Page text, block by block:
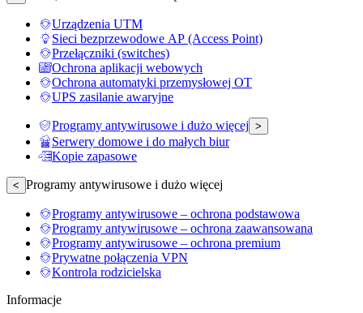
Urządzenia UTM
Sieci bezprzewodowe AP (Access Point)
Przełączniki (switches)
Ochrona aplikacji webowych
Ochrona automatyki przemysłowej OT
UPS zasilanie awaryjne
Programy antywirusowe i dużo więcej >
Serwery domowe i do małych biur
Kopie zapasowe
< Programy antywirusowe i dużo więcej
Programy antywirusowe – ochrona podstawowa
Programy antywirusowe – ochrona zaawansowana
Programy antywirusowe – ochrona premium
Prywatne połączenia VPN
Kontrola rodzicielska
Informacje